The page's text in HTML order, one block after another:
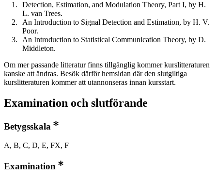
Detection, Estimation, and Modulation Theory, Part I, by H.
L. van Trees.
An Introduction to Signal Detection and Estimation, by H. V.
Poor.
An Introduction to Statistical Communication Theory, by D.
Middleton.
Om mer passande litteratur finns tillgänglig kommer kurslitteraturen
kanske att ändras. Besök därför hemsidan där den slutgiltiga
kurslitteraturen kommer att utannonseras innan kursstart.
Examination och slutförande
Betygsskala
A, B, C, D, E, FX, F
Examination